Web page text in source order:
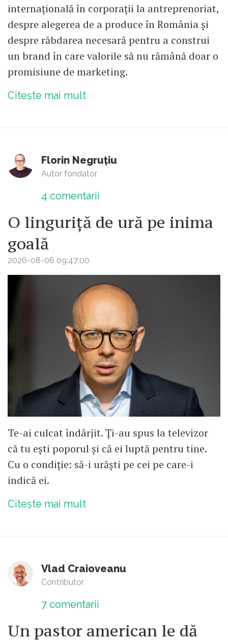
internațională în corporații la antreprenoriat,
despre alegerea de a produce în România și
despre răbdarea necesară pentru a construi
un brand în care valorile să nu rămână doar o
promisiune de marketing.
Citește mai mult
Florin Negruțiu
Autor fondator
4 comentarii
O linguriță de ură pe inima
goală
2026-08-06 09:47:00
Te-ai culcat îndârjit. Ți-au spus la televizor
că tu ești poporul și că ei luptă pentru tine.
Cu o condiție: să-i urăști pe cei pe care-i
indică ei.
Citește mai mult
Vlad Craioveanu
Contributor
7 comentarii
Un pastor american le dă